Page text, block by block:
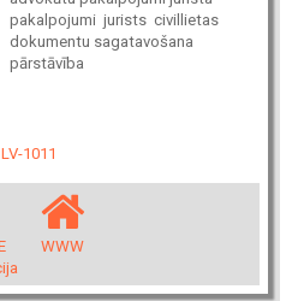
pakalpojumi jurists civillietas
dokumentu sagatavošana
pārstāvība
1011
WWW